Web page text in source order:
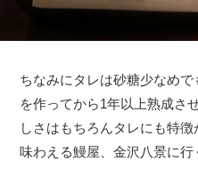
ちなみにタレは砂糖少なめ
を作ってから1年以上熟成さ
しさはもちろんタレにも特
味わえる鰻屋、金沢八景に行